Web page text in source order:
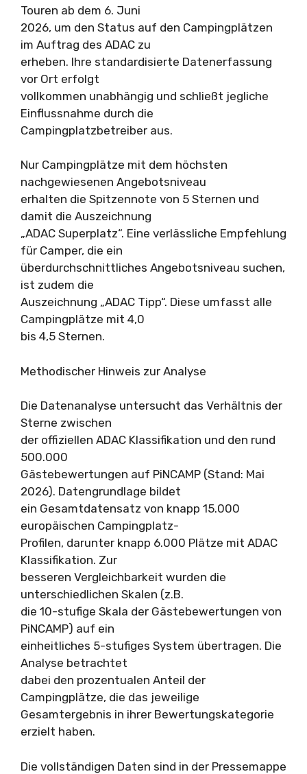
Touren ab dem 6. Juni
2026, um den Status auf den Campingplätzen
im Auftrag des ADAC zu
erheben. Ihre standardisierte Datenerfassung
vor Ort erfolgt
vollkommen unabhängig und schließt jegliche
Einflussnahme durch die
Campingplatzbetreiber aus.
Nur Campingplätze mit dem höchsten
nachgewiesenen Angebotsniveau
erhalten die Spitzennote von 5 Sternen und
damit die Auszeichnung
„ADAC Superplatz“. Eine verlässliche Empfehlung
für Camper, die ein
überdurchschnittliches Angebotsniveau suchen,
ist zudem die
Auszeichnung „ADAC Tipp“. Diese umfasst alle
Campingplätze mit 4,0
bis 4,5 Sternen.
Methodischer Hinweis zur Analyse
Die Datenanalyse untersucht das Verhältnis der
Sterne zwischen
der offiziellen ADAC Klassifikation und den rund
500.000
Gästebewertungen auf PiNCAMP (Stand: Mai
2026). Datengrundlage bildet
ein Gesamtdatensatz von knapp 15.000
europäischen Campingplatz-
Profilen, darunter knapp 6.000 Plätze mit ADAC
Klassifikation. Zur
besseren Vergleichbarkeit wurden die
unterschiedlichen Skalen (z.B.
die 10-stufige Skala der Gästebewertungen von
PiNCAMP) auf ein
einheitliches 5-stufiges System übertragen. Die
Analyse betrachtet
dabei den prozentualen Anteil der
Campingplätze, die das jeweilige
Gesamtergebnis in ihrer Bewertungskategorie
erzielt haben.
Die vollständigen Daten sind in der Pressemappe